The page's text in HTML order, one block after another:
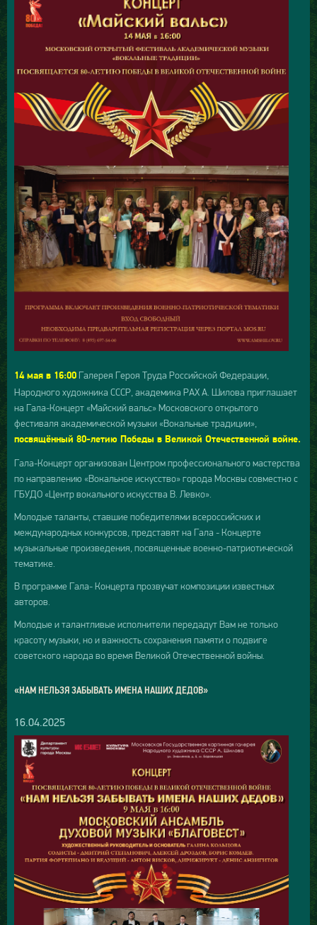
14 мая в 16:00 Галерея Героя Труда Российской Федерации,
Народного художника СССР, академика РАХ А. Шилова приглашает
на Гала-Концерт «Майский вальс» Московского открытого
фестиваля академической музыки «Вокальные традиции»,
посвящённый 80-летию Победы в Великой Отечественной войне.
Гала-Концерт организован Центром профессионального мастерства
по направлению «Вокальное искусство» города Москвы совместно с
ГБУДО «Центр вокального искусства В. Левко».
Молодые таланты, ставшие победителями всероссийских и
международных конкурсов, представят на Гала - Концерте
музыкальные произведения, посвященные военно-патриотической
тематике.
В программе Гала- Концерта прозвучат композиции известных
авторов.
Молодые и талантливые исполнители передадут Вам не только
красоту музыки, но и важность сохранения памяти о подвиге
советского народа во время Великой Отечественной войны.
«НАМ НЕЛЬЗЯ ЗАБЫВАТЬ ИМЕНА НАШИХ ДЕДОВ»
16.04.2025